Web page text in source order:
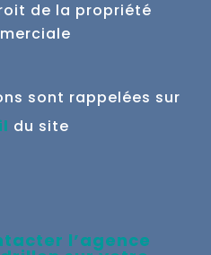
de la propriété
sont rappelées sur
du site
l’agence